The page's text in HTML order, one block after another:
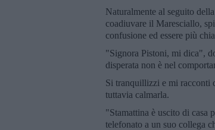
Naturalmente al seguito
coadiuvare il Maresciallo,
confusione ed essere più
"Signora Pistoni, mi dica",
disperata non è nel
Si tranquillizzi e mi racconti
tuttavia calmarla.
"Stamattina è uscito di casa
telefonato a un suo collega